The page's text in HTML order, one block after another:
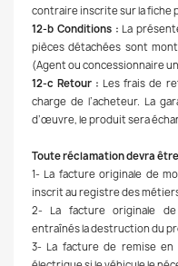
contraire inscrite sur la fiche
12-b Conditions : La
pièces détachées sont
(Agent ou concessionnaire
12-c Retour : Les frais de
charge de l’acheteur. La
d’œuvre, le produit sera
Toute réclamation devra
1- La facture originale de
inscrit au registre des
2- La facture originale de
entraînés la destruction du
3- La facture de remise en